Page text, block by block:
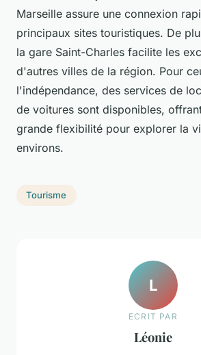
Marseille assure une connexion
principaux sites touristiques. De
la gare Saint-Charles facilite les
d'autres villes de la région. Pour
l'indépendance, des services de
de voitures sont disponibles,
grande flexibilité pour explorer la
environs.
Tourisme
L
ECRIT PAR
Léonie